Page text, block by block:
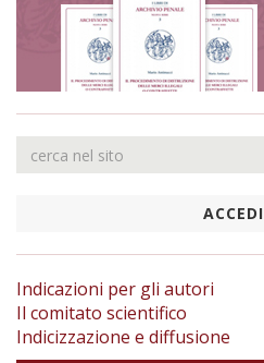
ACCEDI
Indicazioni per gli autori
Il comitato scientifico
Indicizzazione e diffusione